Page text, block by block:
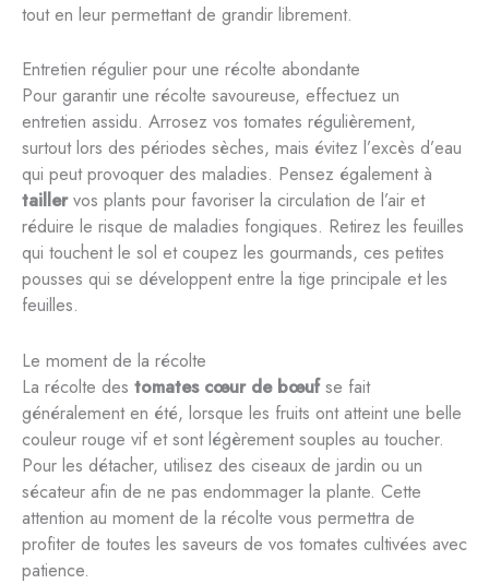
tout en leur permettant de grandir librement.
Entretien régulier pour une récolte abondante
Pour garantir une récolte savoureuse, effectuez un
entretien assidu. Arrosez vos tomates régulièrement,
surtout lors des périodes sèches, mais évitez l’excès d’eau
qui peut provoquer des maladies. Pensez également à
taillervos plants pour favoriser la circulation de l’air et
réduire le risque de maladies fongiques. Retirez les feuilles
qui touchent le sol et coupez les gourmands, ces petites
pousses qui se développent entre la tige principale et les
feuilles.
Le moment de la récolte
La récolte des tomates cœur de bœufse fait
généralement en été, lorsque les fruits ont atteint une belle
couleur rouge vif et sont légèrement souples au toucher.
Pour les détacher, utilisez des ciseaux de jardin ou un
sécateur afin de ne pas endommager la plante. Cette
attention au moment de la récolte vous permettra de
profiter de toutes les saveurs de vos tomates cultivées avec
patience.